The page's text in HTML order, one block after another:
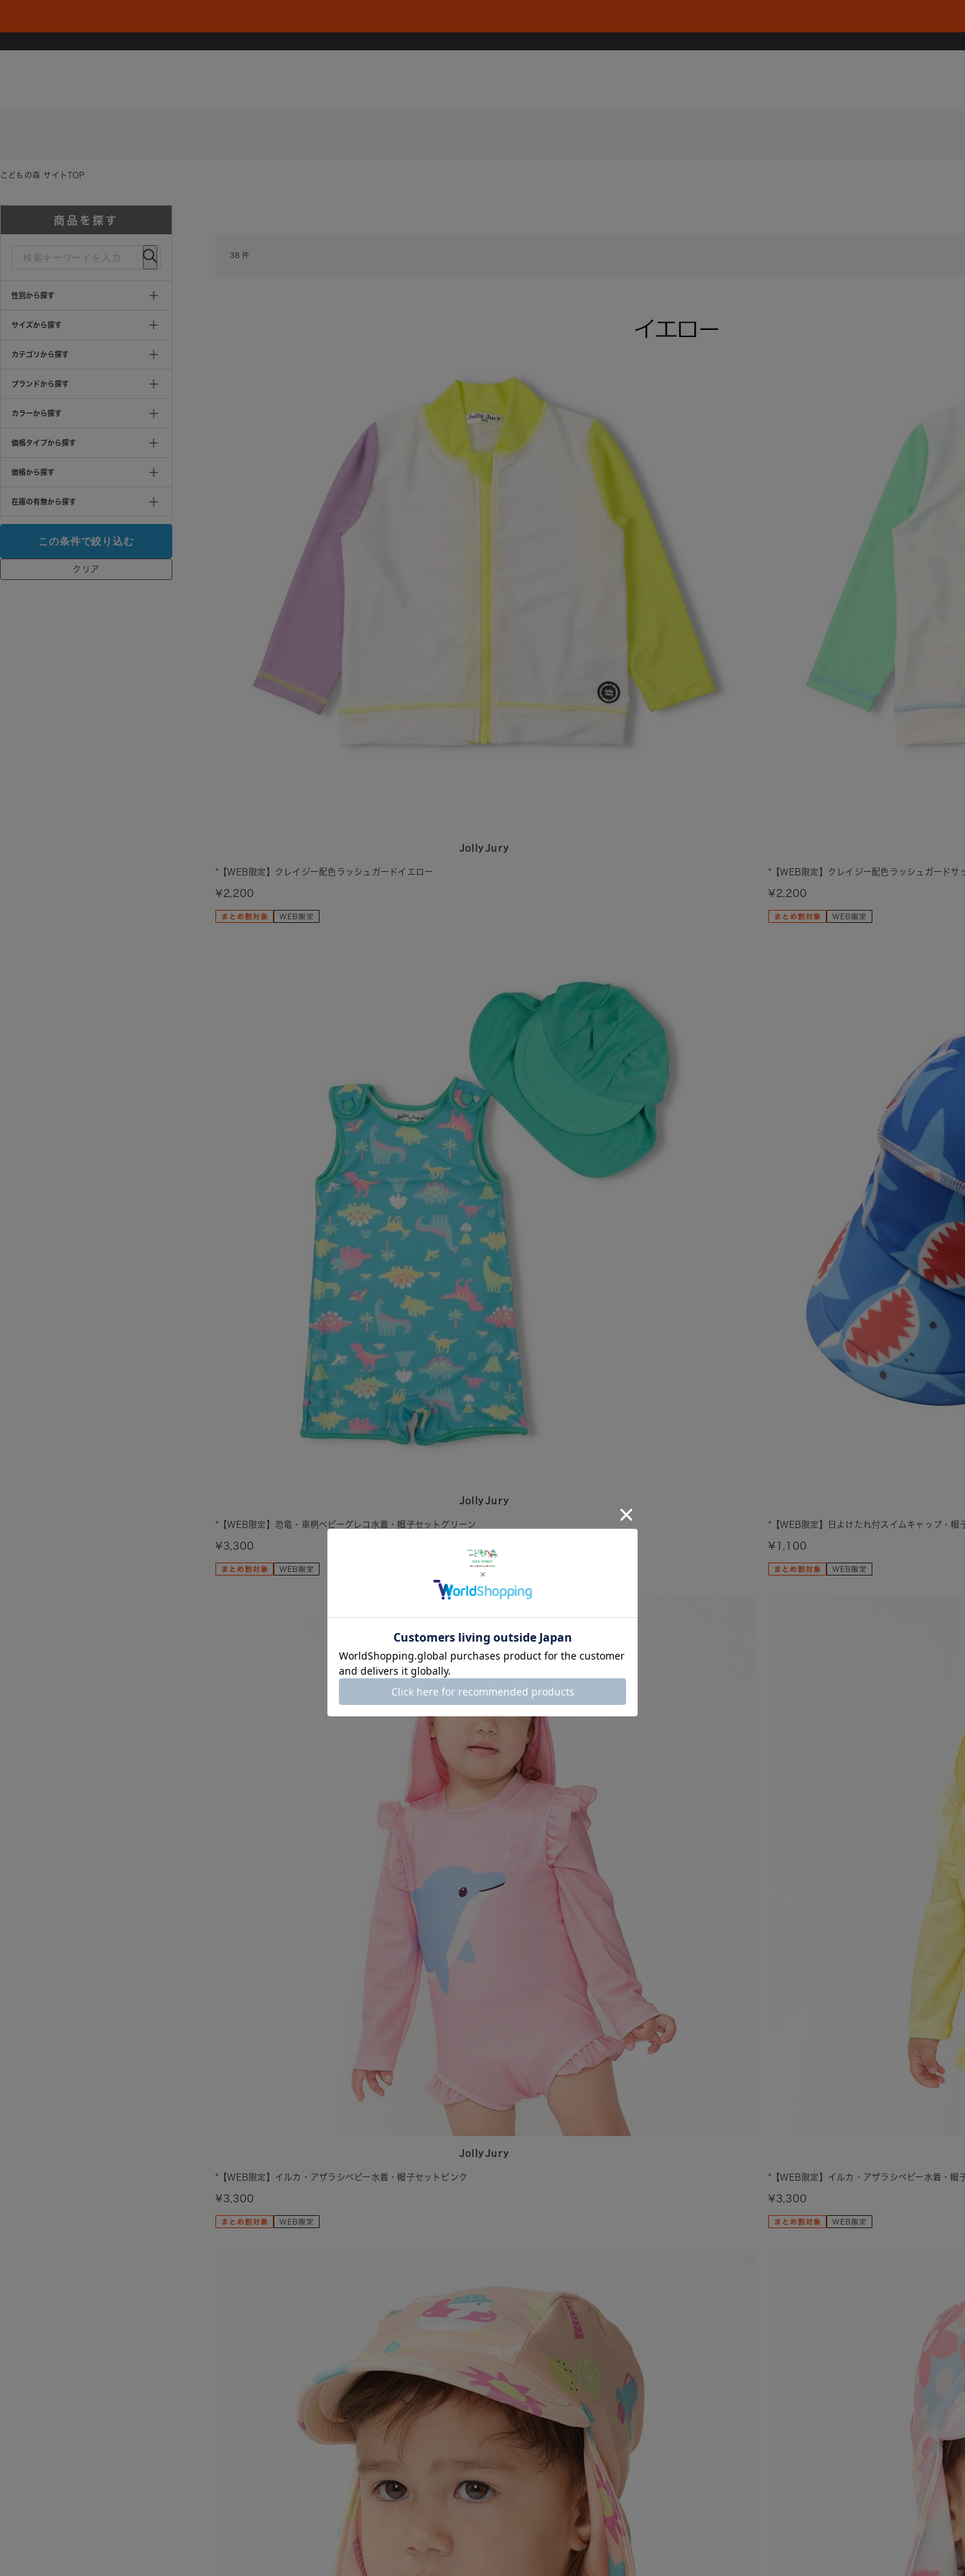
こどもの森 サイトTOP
商品を探す
性別から探す
サイズから探す
カテゴリから探す
ブランドから探す
カラーから探す
価格タイプから探す
価格から探す
在庫の有無から探す
クリア
38 件
JollyJury
*【WEB限定】クレイジー配色ラッシュガードイエロー
¥2,200
*【WEB限定】クレイジー配色ラッシュガードサ
¥2,200
JollyJury
*【WEB限定】恐竜・車柄ベビーグレコ水着・帽子セットグリーン
¥3,300
*【WEB限定】日よけたれ付スイムキャップ・帽
¥1,100
JollyJury
*【WEB限定】イルカ・アザラシベビー水着・帽子セットピンク
¥3,300
*【WEB限定】イルカ・アザラシベビー水着・帽
¥3,300